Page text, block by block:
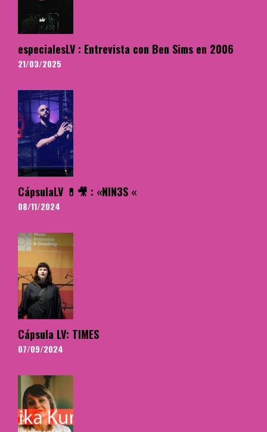
especialesLV : Entrevista con Ben Sims en 2006
21/03/2025
CápsulaLV 💊🎥 : «NIN3S «
08/11/2024
Cápsula LV: TIMES
07/09/2024